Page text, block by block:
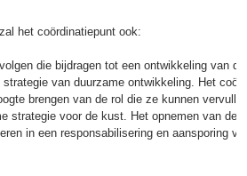
het coördinatiepunt ook:
die bijdragen tot een ontwikkeling van
van duurzame ontwikkeling. Het
brengen van de rol die ze kunnen
strategie voor de kust. Het opnemen van
in een responsabilisering en aansporing